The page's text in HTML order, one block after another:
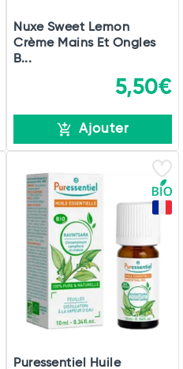
Nuxe Sweet Lemon
Crème Mains Et Ongles
B...
5,50€
Ajouter
Puressentiel Huile